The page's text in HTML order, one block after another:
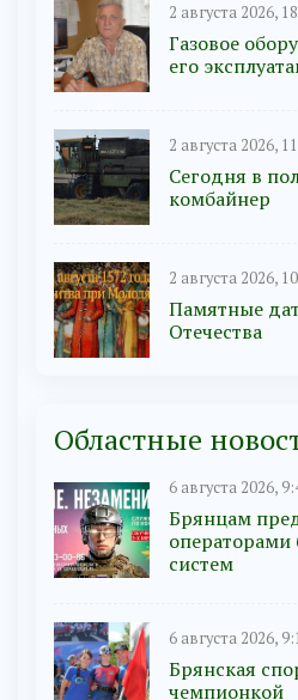
2 августа 2026,
Газовое
его
2 августа 2026,
Сегодня в
комбайнер
2 августа 2026,
Памятные
Отечества
Областные
6 августа 2026,
Брянцам
оперaтoрами
систeм
6 августа 2026,
Брянская
чемпионкой